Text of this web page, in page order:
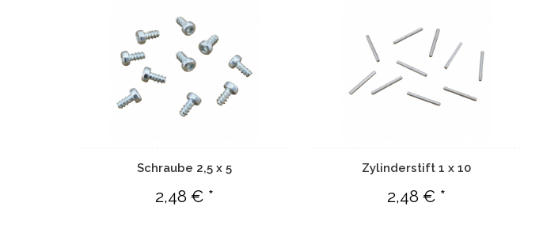
Schraube 2,5 x 5
2,48 € *
Zylinderstift 1 x 10
2,48 € *